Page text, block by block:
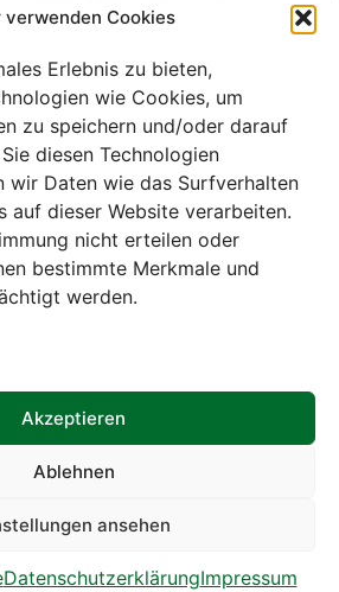
verwenden Cookies
Erlebnis zu bieten,
wie Cookies, um
zu speichern und/oder darauf
diesen Technologien
wir Daten wie das Surfverhalten
auf dieser Website verarbeiten.
nicht erteilen oder
bestimmte Merkmale und
werden.
Akzeptieren
Ablehnen
ansehen
DatenschutzerklärungImpressum
08:00
handelt es sich um
Experte aus Österreich für Waagen,
Sprühnebel-Zerstäubungstechnik
der A. Rauch GmbH richten sich
Institutionen, Kommunen usw. aus
und der Schweiz (weitere Länder
auf Anfrage).
© A. Rauch GmbH 2026